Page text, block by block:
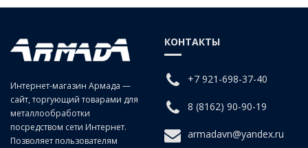
Интернет-магазин Армада —
сайт, торгующий товарами для
металлообработки
посредством сети Интернет.
Позволяет пользователям
КОНТАКТЫ
+7 921-698-37-40
8 (8162) 90-90-19
armadavn@yandex.ru